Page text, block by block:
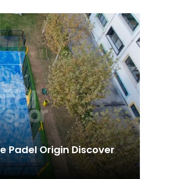
Padel Origin Discover